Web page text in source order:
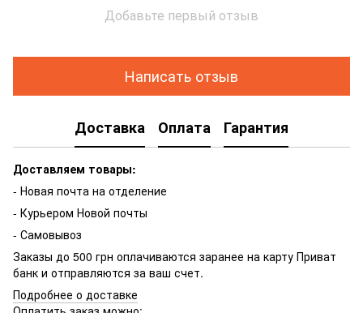
Добавьте первый отзыв
Написать отзыв
Доставка Оплата Гарантия
Доставляем товары:
- Новая почта на отделение
- Курьером Новой почты
- Самовывоз
Заказы до 500 грн оплачиваются заранее на карту Приват
банк и отправляются за ваш счет.
Подробнее о доставке